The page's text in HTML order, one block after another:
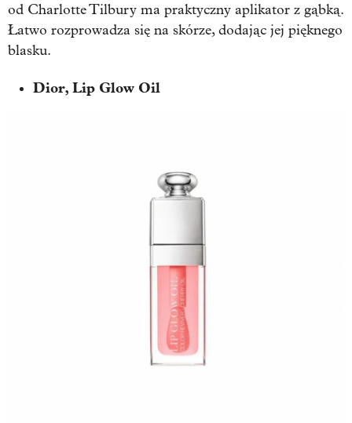
od Charlotte Tilbury ma praktyczny aplikator z gąbką.
Łatwo rozprowadza się na skórze, dodając jej pięknego
blasku.
Dior, Lip Glow Oil